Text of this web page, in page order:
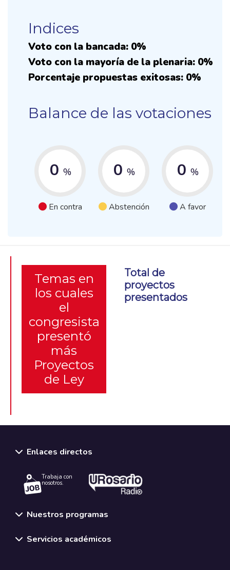
Indices
Voto con la bancada: 0%
Voto con la mayoría de la plenaria: 0%
Porcentaje propuestas exitosas: 0%
Balance de las votaciones
0 %
En contra
0 %
Abstención
0 %
A favor
Temas en
los cuales
el
congresista
presentó
más
Proyectos
de Ley
Total de
proyectos
presentados
Enlaces directos
Trabaja con
nosotros.
Nuestros programas
Servicios académicos